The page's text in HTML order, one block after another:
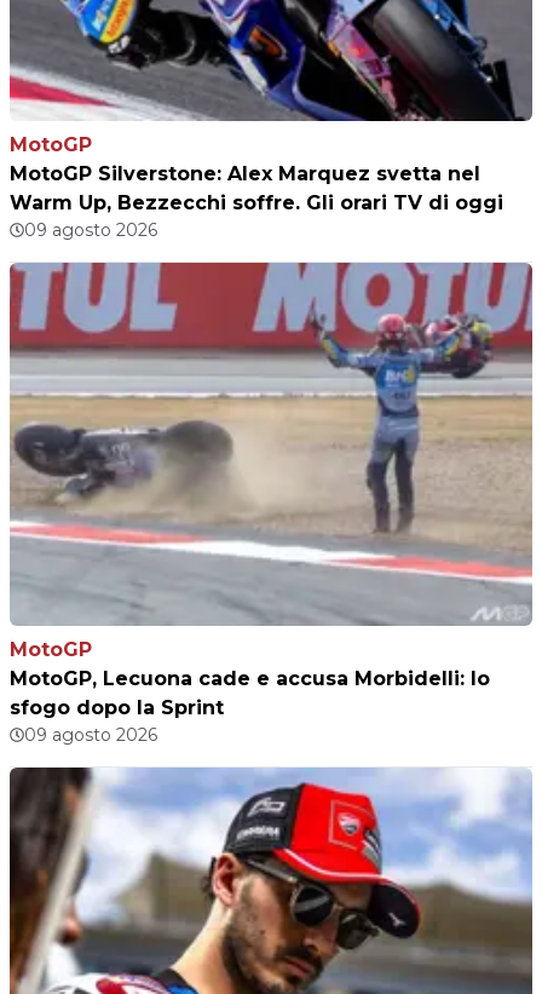
MotoGP
MotoGP Silverstone: Alex Marquez svetta nel
Warm Up, Bezzecchi soffre. Gli orari TV di oggi
09 agosto 2026
MotoGP
MotoGP, Lecuona cade e accusa Morbidelli: lo
sfogo dopo la Sprint
09 agosto 2026